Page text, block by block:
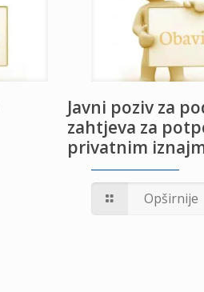
Javni poziv za
zahtjeva za
privatnim
Opširnije